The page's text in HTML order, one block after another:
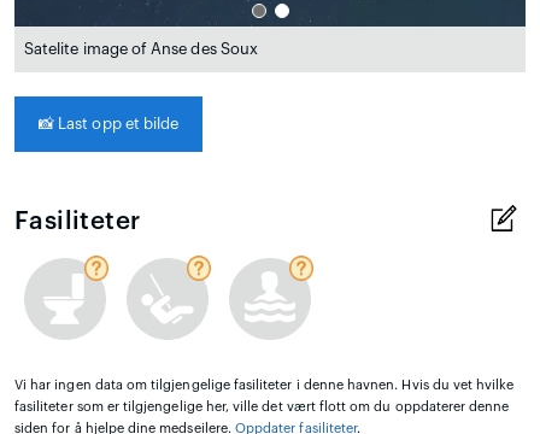
Satelite image of Anse des Soux
📸 Last opp et bilde
Fasiliteter
Vi har ingen data om tilgjengelige fasiliteter i denne havnen. Hvis du vet hvilke
fasiliteter som er tilgjengelige her, ville det vært flott om du oppdaterer denne
siden for å hjelpe dine medseilere. Oppdater fasiliteter.